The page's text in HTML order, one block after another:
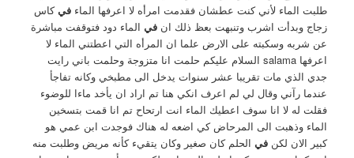
طلبت الماء لأني كنت عطشان فقدمت امرأه لا اعرفها الماءفيكاس
زجاج وبدأت اشرب وتنبهت بعظ ذلك انفي الماء دود فتوقفت مباشرة
عن شربه وسكبته على الارض علما ان المرأه التي اعطتني الماء لا
اعرفها salama السلام عليكم حلمت انا متزوجة وحلمت باني رايت
جدي الذي مات تقريبا عشر سنوات يدخل الى مطبخي وكانه تفاجأ
عندما رآني وقال لي لم اعرف انكي هنا تم اراد ان يأخد ماءا للوضوء
فقلت له لا انا سوف اعطيك الماء انت ارتحاح تم انا قمت بتسخين
الماء وذهبت الى المرحاض كي اضعه له هناك فوجدت ابن عمي هو
كبير الان لكنفي الحلم كان صغير وكان يتقيء كأنه مريض وطلبت منه